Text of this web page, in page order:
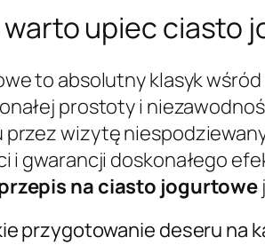
upiec ciasto
to absolutny klasyk
prostoty i
wizytę
i gwarancji doskonałego
na ciasto jogurtowe
przygotowanie deseru na